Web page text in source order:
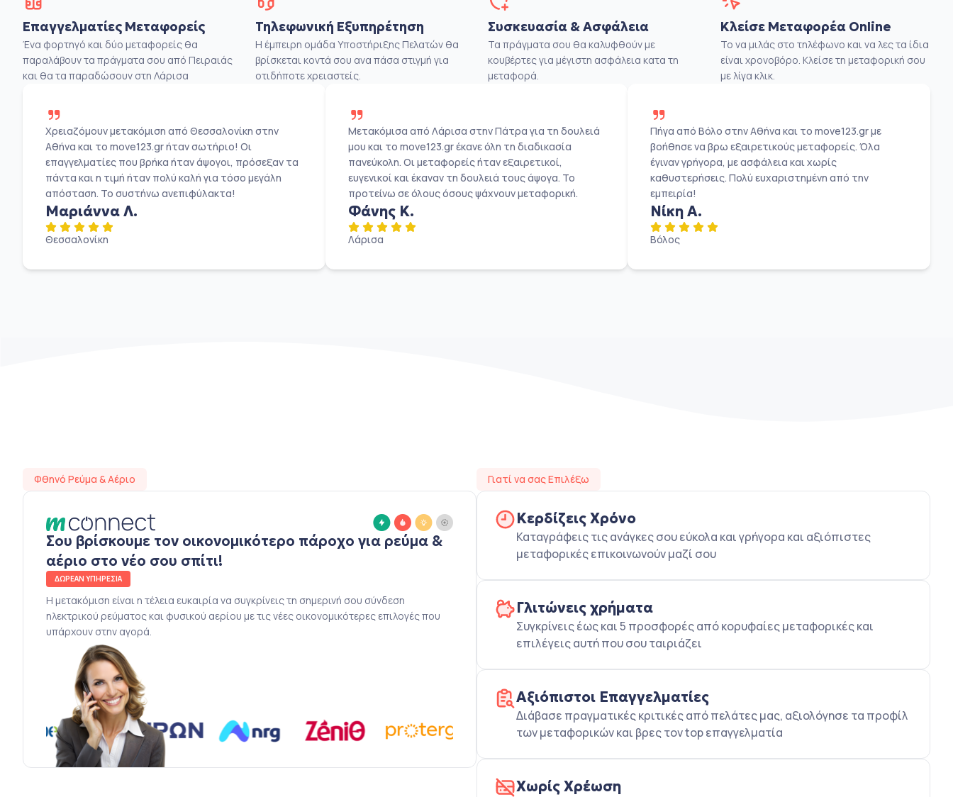
Επαγγελματίες Μεταφορείς
Ένα φορτηγό και δύο μεταφορείς θα
παραλάβουν τα πράγματα σου από Πειραιάς
και θα τα παραδώσουν στη Λάρισα
Τηλεφωνική Εξυπηρέτηση
Η έμπειρη ομάδα Υποστήριξης Πελατών θα
βρίσκεται κοντά σου ανα πάσα στιγμή για
οτιδήποτε χρειαστείς.
Συσκευασία & Ασφάλεια
Τα πράγματα σου θα καλυφθούν με
κουβέρτες για μέγιστη ασφάλεια κατα τη
μεταφορά.
Κλείσε Μεταφορέα Online
Το να μιλάς στο τηλέφωνο και να λες τα ίδια
είναι χρονοβόρο. Κλείσε τη μεταφορική σου
με λίγα κλικ.
Χρειαζόμουν μετακόμιση από Θεσσαλονίκη στην
Αθήνα και το move123.gr ήταν σωτήριο! Οι
επαγγελματίες που βρήκα ήταν άψογοι, πρόσεξαν τα
πάντα και η τιμή ήταν πολύ καλή για τόσο μεγάλη
απόσταση. Το συστήνω ανεπιφύλακτα!
Μαριάννα Λ.
Θεσσαλονίκη
Μετακόμισα από Λάρισα στην Πάτρα για τη δουλειά
μου και το move123.gr έκανε όλη τη διαδικασία
πανεύκολη. Οι μεταφορείς ήταν εξαιρετικοί,
ευγενικοί και έκαναν τη δουλειά τους άψογα. Το
προτείνω σε όλους όσους ψάχνουν μεταφορική.
Φάνης Κ.
Λάρισα
Πήγα από Βόλο στην Αθήνα και το move123.gr με
βοήθησε να βρω εξαιρετικούς μεταφορείς. Όλα
έγιναν γρήγορα, με ασφάλεια και χωρίς
καθυστερήσεις. Πολύ ευχαριστημένη από την
εμπειρία!
Νίκη Α.
Βόλος
Φθηνό Ρεύμα & Αέριο
Σου βρίσκουμε τον οικονομικότερο πάροχο για ρεύμα &
αέριο στο νέο σου σπίτι!
ΔΩΡΕΑΝ ΥΠΗΡΕΣΙΑ
Η μετακόμιση είναι η τέλεια ευκαιρία να συγκρίνεις τη σημερινή σου σύνδεση
ηλεκτρικού ρεύματος και φυσικού αερίου με τις νέες οικονομικότερες επιλογές που
υπάρχουν στην αγορά.
Γιατί να σας Επιλέξω
Κερδίζεις Χρόνο
Καταγράφεις τις ανάγκες σου εύκολα και γρήγορα και αξιόπιστες
μεταφορικές επικοινωνούν μαζί σου
Γλιτώνεις χρήματα
Συγκρίνεις έως και 5 προσφορές από κορυφαίες μεταφορικές και
επιλέγεις αυτή που σου ταιριάζει
Αξιόπιστοι Επαγγελματίες
Διάβασε πραγματικές κριτικές από πελάτες μας, αξιολόγησε τα προφίλ
των μεταφορικών και βρες τον top επαγγελματία
Χωρίς Χρέωση